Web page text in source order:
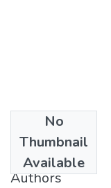
No
Thumbnail
Available
2005-05-06
Authors